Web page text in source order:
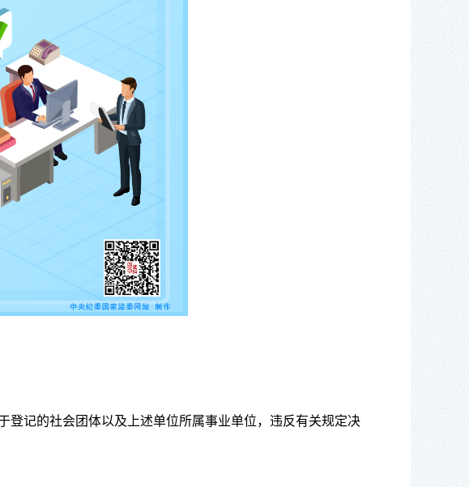
记的社会团体以及上述单位所属事业单位，违反有关规定决